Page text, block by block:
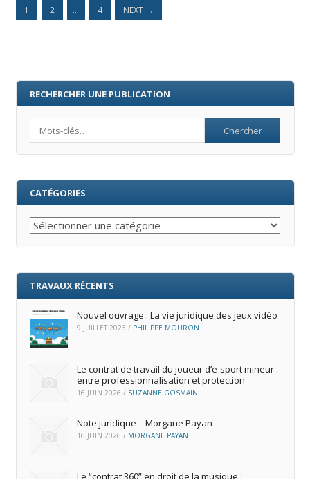
1 2 … 4 NEXT →
RECHERCHER UNE PUBLICATION
CATÉGORIES
Catégories
TRAVAUX RÉCENTS
Nouvel ouvrage : La vie juridique des jeux vidéo
9 JUILLET 2026 / PHILIPPE MOURON
Le contrat de travail du joueur d’e‑sport mineur :
entre professionnalisation et protection
16 JUIN 2026 / SUZANNE GOSMAIN
Note juridique – Morgane Payan
16 JUIN 2026 / MORGANE PAYAN
Le “contrat 360” en droit de la musique :